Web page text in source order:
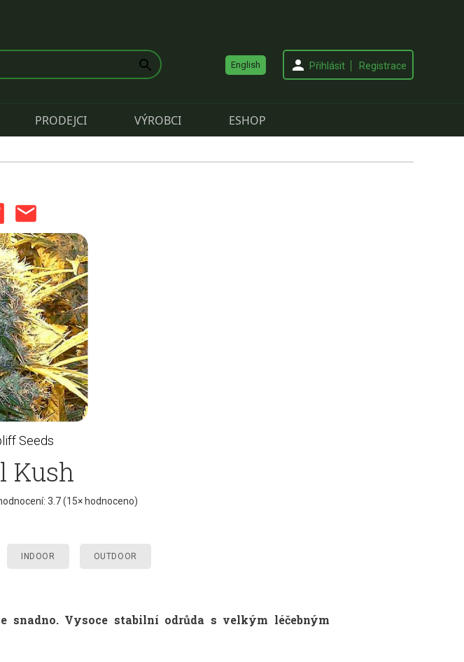
English Přihlásit Registrace
PRODEJCI VÝROBCI ESHOP
Seeds
Kush
3.7 (15× hodnoceno)
INDOOR OUTDOOR
snadno. Vysoce stabilní odrůda s velkým léčebným